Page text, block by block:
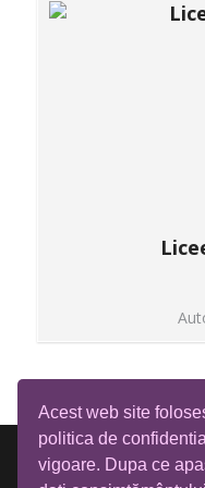
Acest web site
politica de
vigoare. Dupa ce